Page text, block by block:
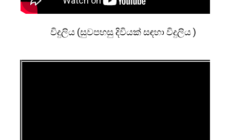
විදුලිය (සුවපහසු දිවියක් සඳහා විදුලිය )